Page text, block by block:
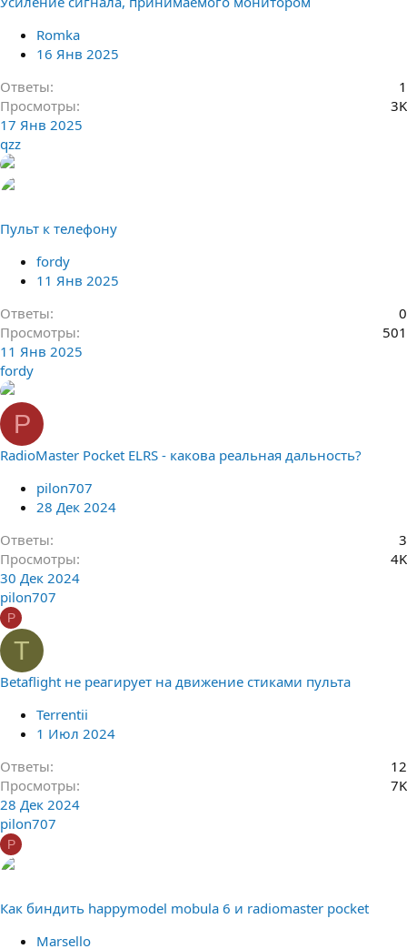
Romka
16 Янв 2025
Ответы
1
Просмотры
3K
17 Янв 2025
qzz
Пульт к телефону
fordy
11 Янв 2025
Ответы
0
Просмотры
501
11 Янв 2025
fordy
P
RadioMaster Pocket ELRS - какова реальная дальность?
pilon707
28 Дек 2024
Ответы
3
Просмотры
4K
30 Дек 2024
pilon707
P
T
Betaflight не реагирует на движение стиками пульта
Terrentii
1 Июл 2024
Ответы
12
Просмотры
7K
28 Дек 2024
pilon707
P
Как биндить happymodel mobula 6 и radiomaster pocket
Marsello